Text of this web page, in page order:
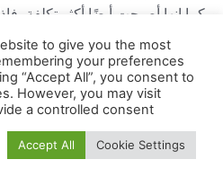
دولار لإنفاقها، فقد تكون أوروس
سيارات الدفع الرباعي الفائقة.
2024 مرسيدس AMG EQE SUV
to give you the most
your preferences
“Accept All”, you consent to
However, you may visit
a controlled consent.
Cookie Settings
Accept All